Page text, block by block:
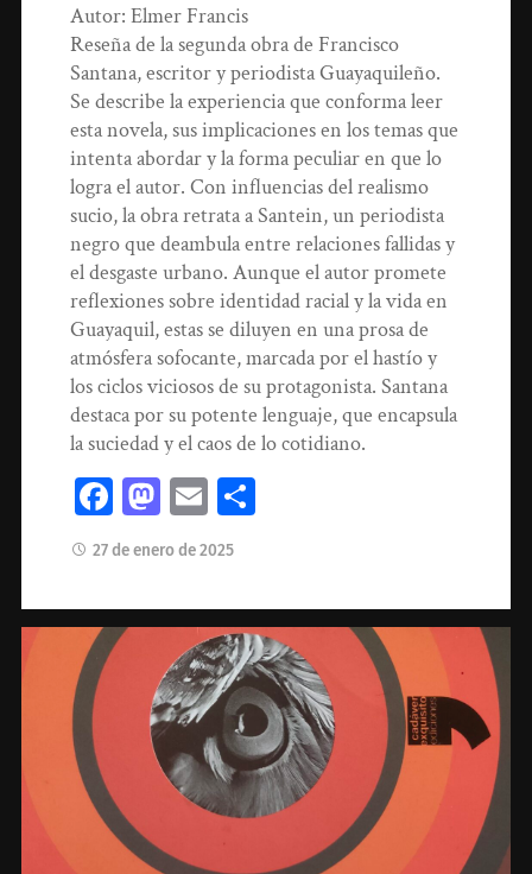
Autor: Elmer Francis
Reseña de la segunda obra de Francisco
Santana, escritor y periodista Guayaquileño.
Se describe la experiencia que conforma leer
esta novela, sus implicaciones en los temas que
intenta abordar y la forma peculiar en que lo
logra el autor. Con influencias del realismo
sucio, la obra retrata a Santein, un periodista
negro que deambula entre relaciones fallidas y
el desgaste urbano. Aunque el autor promete
reflexiones sobre identidad racial y la vida en
Guayaquil, estas se diluyen en una prosa de
atmósfera sofocante, marcada por el hastío y
los ciclos viciosos de su protagonista. Santana
destaca por su potente lenguaje, que encapsula
la suciedad y el caos de lo cotidiano.
Facebook
Mastodon
Email
27 de enero de 2025